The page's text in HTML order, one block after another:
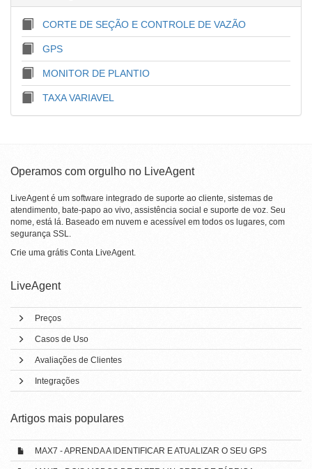
CORTE DE SEÇÃO E CONTROLE DE VAZÃO
GPS
MONITOR DE PLANTIO
TAXA VARIAVEL
Operamos com orgulho no LiveAgent
LiveAgent é um software integrado de suporte ao cliente, sistemas de
atendimento, bate-papo ao vivo, assistência social e suporte de voz. Seu
nome, está lá. Baseado em nuvem e acessível em todos os lugares, com
segurança SSL.
Crie uma grátis Conta LiveAgent.
LiveAgent
Preços
Casos de Uso
Avaliações de Clientes
Integrações
Artigos mais populares
MAX7 - APRENDA A IDENTIFICAR E ATUALIZAR O SEU GPS